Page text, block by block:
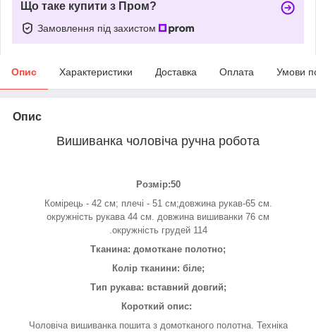
Що таке купити з Пром?
Замовлення під захистом
Опис Характеристики Доставка Оплата Умови
Опис
Вишиванка чоловіча ручна робота
Розмір:50
Комірець - 42 см; плечі - 51 см;довжина рукав-65 см.
окружність рукава 44 см. довжина вишиванки 76 см
.окружність грудей 114
Тканина: домоткане полотно;
Колір тканини: біле;
Тип рукава: вставний довгий;
Короткий опис:
Чоловіча вишиванка пошита з домотканого полотна. Техніка